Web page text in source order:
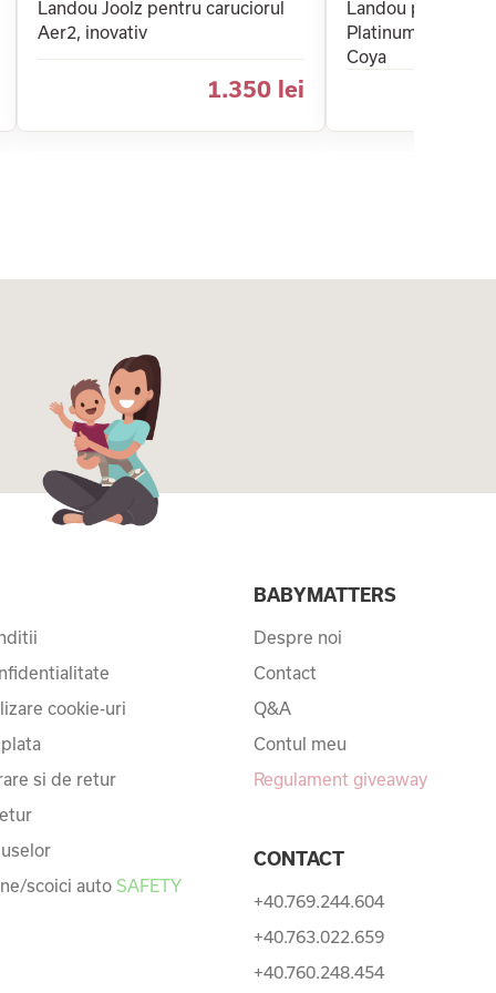
Landou Joolz pentru caruciorul
Aer2, inovativ
1.350 lei
Landou pentru
Platinum Fold
Coya
cookie-uri
si de retur
scoici auto SAFETY
BABYMATTERS
Despre noi
Contact
Q&A
Contul meu
Regulament giveaway
CONTACT
+40.769.244.604
+40.763.022.659
+40.760.248.454